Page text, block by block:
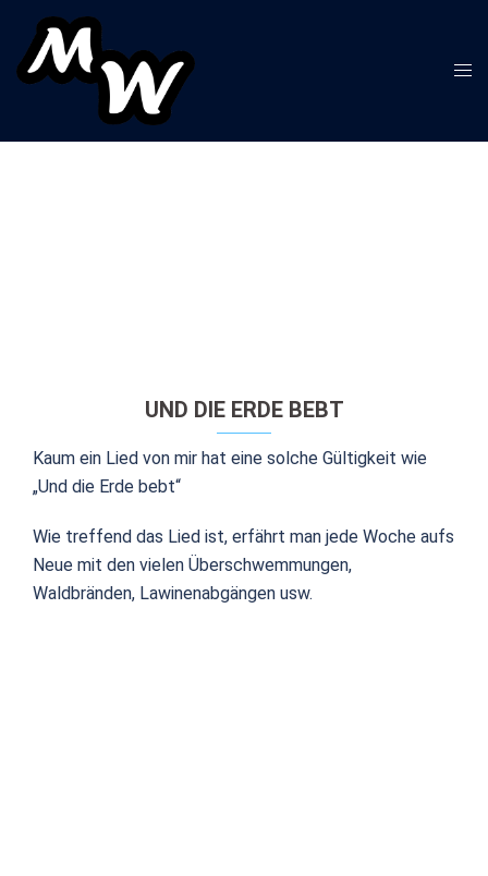
Inhalt
springen
UND DIE ERDE BEBT
Kaum ein Lied von mir hat eine solche Gültigkeit wie
„Und die Erde bebt“
Wie treffend das Lied ist, erfährt man jede Woche aufs
Neue mit den vielen Überschwemmungen,
Waldbränden, Lawinenabgängen usw.